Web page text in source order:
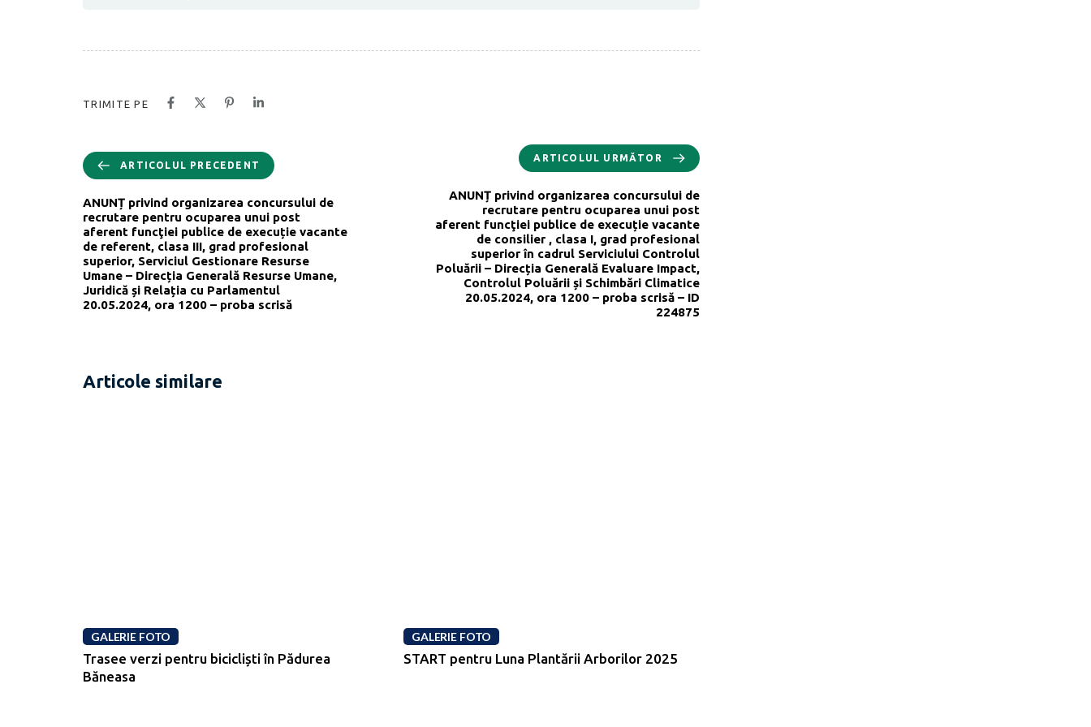
TRIMITE PE
ARTICOLUL PRECEDENT
ANUNȚ privind organizarea concursului de
recrutare pentru ocuparea unui post
aferent funcţiei publice de execuție vacante
de referent, clasa III, grad profesional
superior, Serviciul Gestionare Resurse
Umane – Direcția Generală Resurse Umane,
Juridică și Relația cu Parlamentul
20.05.2024, ora 1200 – proba scrisă
ARTICOLUL URMĂTOR
ANUNȚ privind organizarea concursului de
recrutare pentru ocuparea unui post
aferent funcţiei publice de execuție vacante
de consilier , clasa I, grad profesional
superior în cadrul Serviciului Controlul
Poluării – Direcția Generală Evaluare Impact,
Controlul Poluării și Schimbări Climatice
20.05.2024, ora 1200 – proba scrisă – ID
224875
Articole similare
GALERIE FOTO
Trasee verzi pentru bicicliști în Pădurea
Băneasa
GALERIE FOTO
START pentru Luna Plantării Arborilor 2025